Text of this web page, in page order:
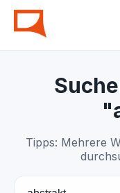
Tipps: Mehrere